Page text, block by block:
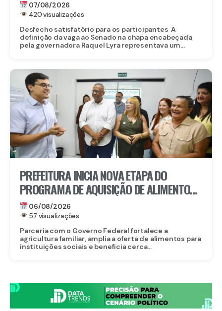
07/08/2026
420 visualizações
Desfecho satisfatório para os participantes A
definição da vaga ao Senado na chapa encabeçada
pela governadora Raquel Lyra representava um...
PREFEITURA INICIA NOVA ETAPA DO
PROGRAMA DE AQUISIÇÃO DE ALIMENTOS E
ANUNCIA CRIAÇÃO DO PAA RECIFE
06/08/2026
57 visualizações
Parceria com o Governo Federal fortalece a
agricultura familiar, amplia a oferta de alimentos para
instituições sociais e beneficia cerca...